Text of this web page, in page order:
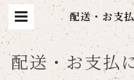
配送・お支
配送・お支払